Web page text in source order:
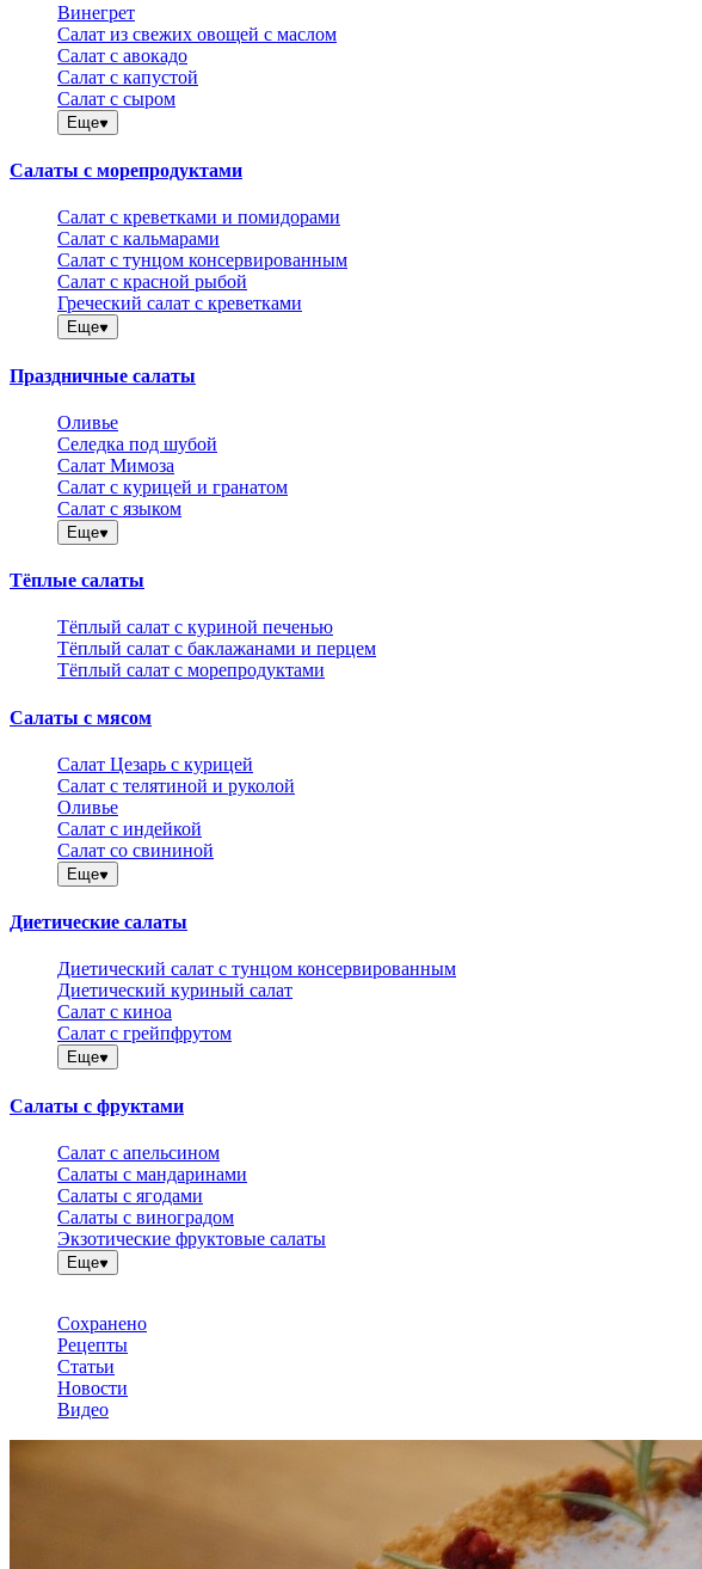
Винегрет
Салат из свежих овощей с маслом
Салат с авокадо
Салат с капустой
Салат с сыром
Еще
Салаты с морепродуктами
Салат с креветками и помидорами
Салат с кальмарами
Салат с тунцом консервированным
Салат с красной рыбой
Греческий салат с креветками
Еще
Праздничные салаты
Оливье
Селедка под шубой
Салат Мимоза
Салат с курицей и гранатом
Салат с языком
Еще
Тёплые салаты
Тёплый салат с куриной печенью
Тёплый салат с баклажанами и перцем
Тёплый салат с морепродуктами
Салаты с мясом
Салат Цезарь с курицей
Салат с телятиной и руколой
Оливье
Салат с индейкой
Салат со свининой
Еще
Диетические салаты
Диетический салат с тунцом консервированным
Диетический куриный салат
Салат с киноа
Салат с грейпфрутом
Еще
Салаты с фруктами
Салат с апельсином
Салаты с мандаринами
Салаты с ягодами
Салаты с виноградом
Экзотические фруктовые салаты
Еще
Сохранено
Рецепты
Статьи
Новости
Видео